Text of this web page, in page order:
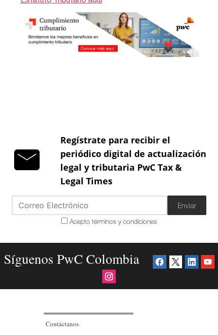
Regístrate para recibir el
periódico digital de actualización
legal y tributaria PwC Tax &
Legal Times
Enviar
Acepto términos y condiciones
Síguenos PwC Colombia
Contáctanos